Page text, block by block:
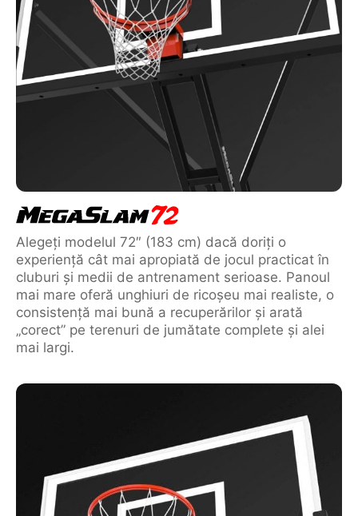
Alegeți modelul 72″ (183 cm) dacă doriți o
experiență cât mai apropiată de jocul practicat în
cluburi și medii de antrenament serioase. Panoul
mai mare oferă unghiuri de ricoșeu mai realiste, o
consistență mai bună a recuperărilor și arată
„corect” pe terenuri de jumătate complete și alei
mai largi.